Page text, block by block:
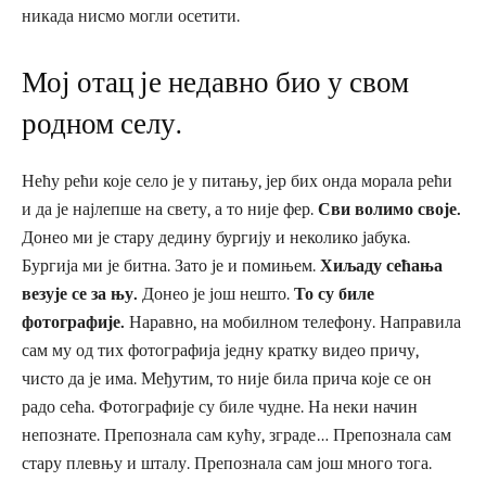
никада нисмо могли осетити.
Мој отац је недавно био у свом
родном селу.
Нећу рећи које село је у питању, јер бих онда морала рећи
и да је најлепше на свету, а то није фер. Сви волимо своје.
Донео ми је стару дедину бургију и неколико јабука.
Бургија ми је битна. Зато је и помињем. Хиљаду сећања
везује се за њу. Донео је још нешто. То су биле
фотографије. Наравно, на мобилном телефону. Направила
сам му од тих фотографија једну кратку видео причу,
чисто да је има. Међутим, то није била прича које се он
радо сећа. Фотографије су биле чудне. На неки начин
непознате. Препознала сам кућу, зграде… Препознала сам
стару плевњу и шталу. Препознала сам још много тога.